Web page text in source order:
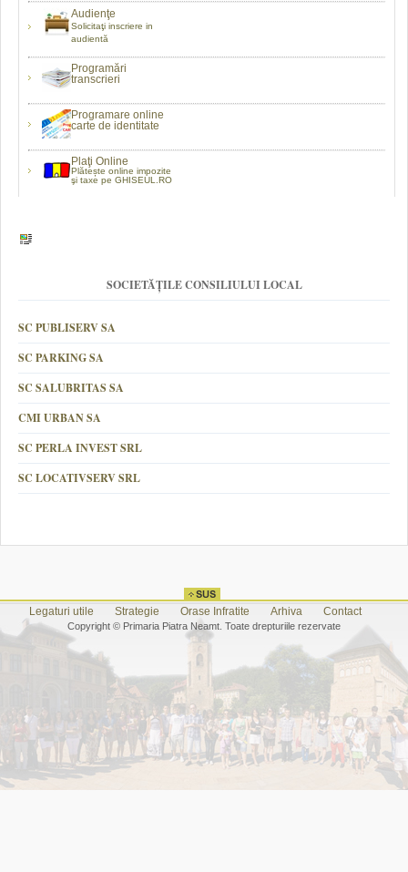
Audienţe
Solicitaţi inscriere in
audientă
Programări
transcrieri
Programare online
carte de identitate
Plaţi Online
Plătește online impozite
şi taxe pe GHISEUL.RO
SOCIETĂȚILE CONSILIULUI LOCAL
SC PUBLISERV SA
SC PARKING SA
SC SALUBRITAS SA
CMI URBAN SA
SC PERLA INVEST SRL
SC LOCATIVSERV SRL
Legaturi utile Strategie Orase Infratite Arhiva Contact
Copyright © Primaria Piatra Neamt. Toate drepturiile rezervate